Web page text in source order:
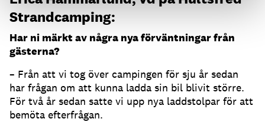
Strandcamping:
Har ni märkt av några nya förväntningar från
gästerna?
– Från att vi tog över campingen för sju år sedan
har frågan om att kunna ladda sin bil blivit större.
För två år sedan satte vi upp nya laddstolpar för att
bemöta efterfrågan.